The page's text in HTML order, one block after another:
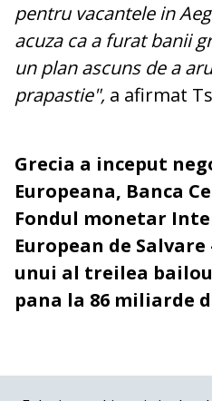
pentru vacantele in
acuza ca a furat banii
un plan ascuns de a
prapastie", a afirmat
Grecia a inceput
Europeana, Banca
Fondul monetar
European de
unui al treilea
pana la 86 miliarde